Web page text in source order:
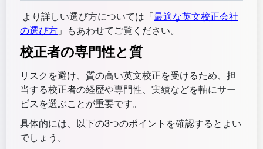
より詳しい選び方については「最適な英文校正会社
の選び方」もあわせてご覧ください。
校正者の専門性と質
リスクを避け、質の高い英文校正を受けるため、担
当する校正者の経歴や専門性、実績などを軸にサー
ビスを選ぶことが重要です。
具体的には、以下の3つのポイントを確認するとよい
でしょう。